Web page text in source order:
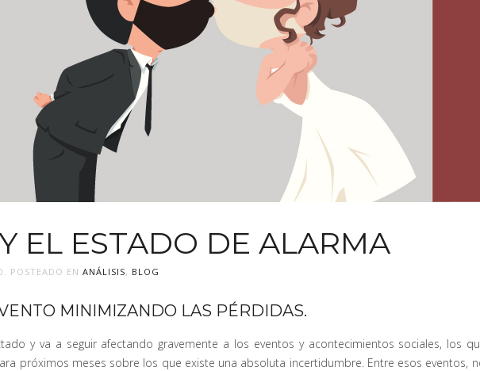
EL ESTADO DE ALARMA
. POSTEADO EN ANÁLISIS, BLOG
MINIMIZANDO LAS PÉRDIDAS.
y va a seguir afectando gravemente a los eventos y acontecimientos sociales, los
próximos meses sobre los que existe una absoluta incertidumbre. Entre esos